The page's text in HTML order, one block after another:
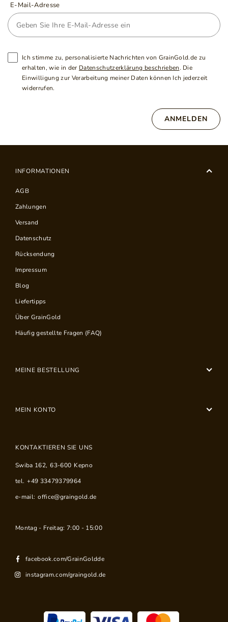
E-Mail-Adresse
Ich stimme zu, personalisierte Nachrichten von GrainGold.de zu
erhalten, wie in der Datenschutzerklärung beschrieben. Die
Einwilligung zur Verarbeitung meiner Daten können Ich jederzeit
widerrufen.
ANMELDEN
INFORMATIONEN
AGB
Zahlungen
Versand
Datenschutz
Rücksendung
Impressum
Blog
Liefertipps
Über GrainGold
Häufig gestellte Fragen (FAQ)
MEINE BESTELLUNG
MEIN KONTO
KONTAKTIEREN SIE UNS
Swiba 162, 63-600 Kepno
tel. +49 33479379964
e-mail: office@graingold.de
Montag - Freitag: 7:00 - 15:00
facebook.com/GrainGoldde
instagram.com/graingold.de